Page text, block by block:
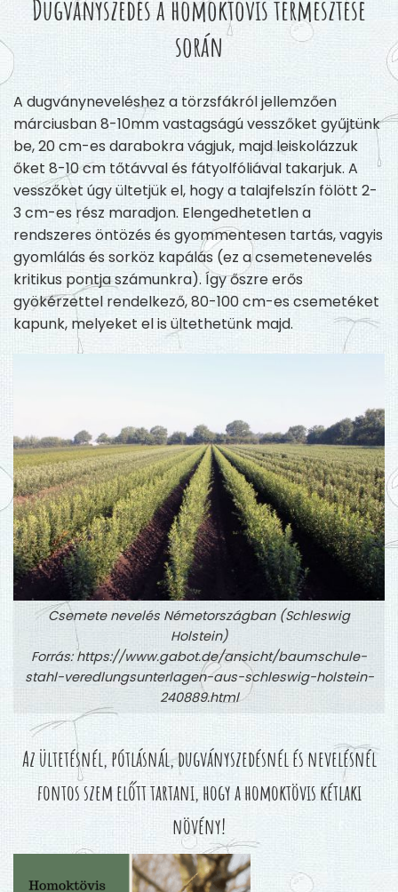
Dugványszedés a homoktövis termesztése
során
A dugványneveléshez a törzsfákról jellemzően
márciusban 8-10mm vastagságú vesszőket gyűjtünk
be, 20 cm-es darabokra vágjuk, majd leiskolázzuk
őket 8-10 cm tőtávval és fátyolfóliával takarjuk. A
vesszőket úgy ültetjük el, hogy a talajfelszín fölött 2-
3 cm-es rész maradjon. Elengedhetetlen a
rendszeres öntözés és gyommentesen tartás, vagyis
gyomlálás és sorköz kapálás (ez a csemetenevelés
kritikus pontja számunkra). Így őszre erős
gyökérzettel rendelkező, 80-100 cm-es csemetéket
kapunk, melyeket el is ültethetünk majd.
Csemete nevelés Németországban (Schleswig
Holstein)
Forrás: https://www.gabot.de/ansicht/baumschule-
stahl-veredlungsunterlagen-aus-schleswig-holstein-
240889.html
Az ültetésnél, pótlásnál, dugványszedésnél és nevelésnél
fontos szem előtt tartani, hogy a homoktövis kétlaki
növény!